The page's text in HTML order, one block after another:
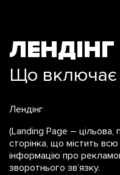
ЛЕНДІНГ
Що включає
Лендінг
(Landing Page – цільова,
сторінка, що містить
інформацію про
зворотнього зв’язку.